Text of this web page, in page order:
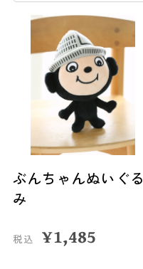
ぶんちゃんぬいぐる
み
税込 ¥1,485